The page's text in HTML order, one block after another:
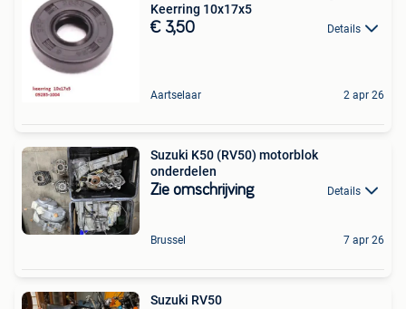
Keerring 10x17x5
€ 3,50 Details
Aartselaar 2 apr 26
Suzuki K50 (RV50) motorblok
onderdelen
Zie omschrijving Details
Brussel 7 apr 26
Suzuki RV50